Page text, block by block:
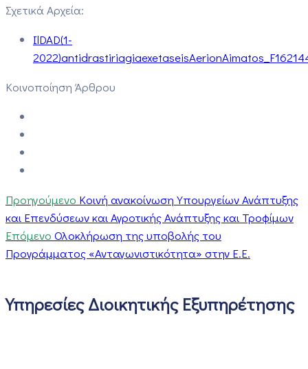
Σχετικά Αρχεία:
IlDAD(1-
Κοινοποίηση Άρθρου
Προηγούμενο Κοινή ανακοίνωση Υπουργείων Ανάπτυξης
και Επενδύσεων και Αγροτικής Ανάπτυξης και Τροφίμων
Επόμενο Ολοκλήρωση της υποβολής του
Προγράμματος «Ανταγωνιστικότητα» στην Ε.Ε.
Υπηρεσίες Διοικητικής Εξυπηρέτησης